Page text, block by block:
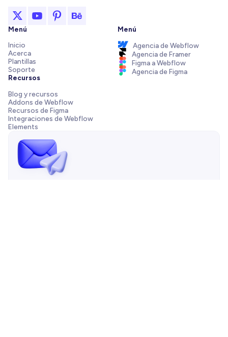
Menú
Inicio
Acerca
Plantillas
Soporte
Recursos
Blog y recursos
Addons de Webflow
Recursos de Figma
Integraciones de Webflow
Elements
Menú
Agencia de Webflow
Agencia de Framer
Figma a Webflow
Agencia de Figma